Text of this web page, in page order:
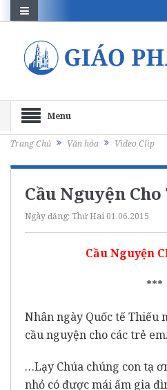
Menu
Trang Chủ Văn hóa Video Clip
Cầu Nguyện
Ngày đăng: Thứ Hai 01.06.2015
Cầu Nguyện
***
Nhân ngày Quốc tế Thiếu
cầu nguyện cho các trẻ em.
…Lạy Chúa chúng con tạ
nhỏ có được mái ấm gia